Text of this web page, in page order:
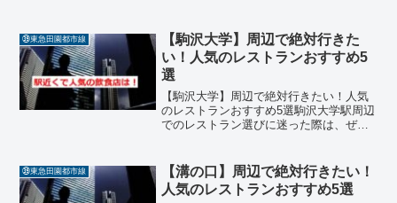
みてください。駅直結の利便性を活かし
つつ、リゾート感あふれ...
㊴東急田園都市線
【駒沢大学】周辺で絶対行きた
い！人気のレストランおすすめ5
選
【駒沢大学】周辺で絶対行きたい！人気
のレストランおすすめ5選駒沢大学駅周辺
でのレストラン選びに迷った際は、ぜひ
わいをカジュアルに楽しめるレストラン
や、温かい接客が心地よ...
㊴東急田園都市線
【溝の口】周辺で絶対行きたい！
人気のレストランおすすめ5選